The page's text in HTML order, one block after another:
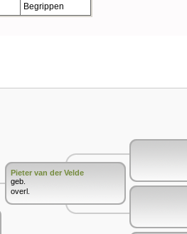
Begrippen
Pieter van der Velde
geb.
overl.